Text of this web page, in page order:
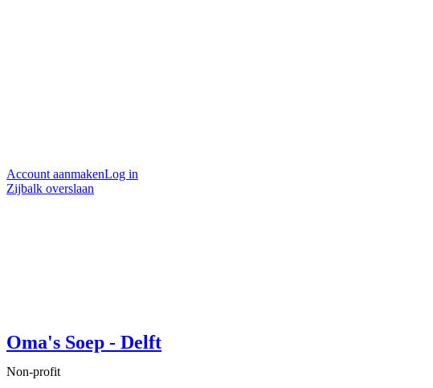
Account aanmakenLog in
Zijbalk overslaan
Oma's Soep - Delft
Non-profit